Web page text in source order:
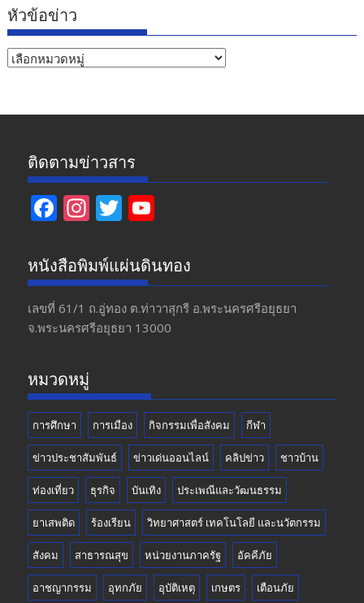
หัวข้อข่าว
หัวข้อ
ติดตามข่าวสาร
F
e
b
o
o
In
a
gr
a
m
T
itt
er
u
T
u
b
หนังสือพิมพ์แผ่นดินทอง
เลขที่ 61/1 ถ.อู่ทอง​ ต.​ท่าวาสุกรี​ อ.พระนครศรีอยุธยา​
จ.พระนครศรีอยุธยา 13000
หมวดหมู่
การศึกษา การเมือง กิจกรรมเพื่อสังคม กีฬา
ข่าวประชาสัมพันธ์ ข่าวเด่นออนไลน์ คลิปข่าว ชาวบ้าน
ท่องเที่ยว ธุรกิจ บันเทิง ประเพณีและวัฒนธรรม
ยาเสพติด ร้องเรียน วิทยาศาสตร์ เทคโนโลยี และนวัตกรรม
สังคม สาธารณสุข หน่วยงานภาครัฐ อัคคีภัย
อาชญากรรม อุทกภัย อุบัติเหตุ เกษตร เตือนภัย